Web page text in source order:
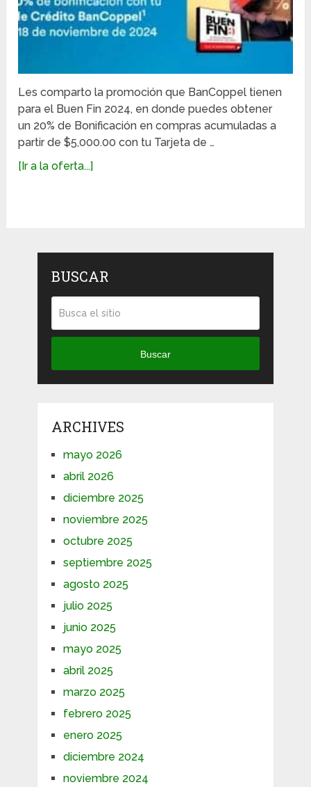
Les comparto la promoción que BanCoppel tienen
para el Buen Fin 2024, en donde puedes obtener
un 20% de Bonificación en compras acumuladas a
partir de $5,000.00 con tu Tarjeta de …
[Ir a la oferta...]
BUSCAR
Buscar
ARCHIVES
mayo 2026
abril 2026
diciembre 2025
noviembre 2025
octubre 2025
septiembre 2025
agosto 2025
julio 2025
junio 2025
mayo 2025
abril 2025
marzo 2025
febrero 2025
enero 2025
diciembre 2024
noviembre 2024